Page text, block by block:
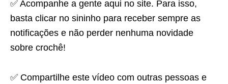
✅ Acompanhe a gente aqui no site. Para isso,
basta clicar no sininho para receber sempre as
notificações e não perder nenhuma novidade
sobre crochê!
✅ Compartilhe este vídeo com outras pessoas e